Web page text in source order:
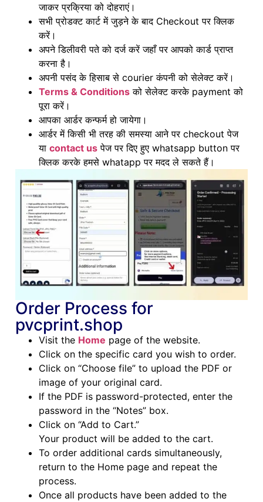
जाकर प्रक्रिया को दोहराएं।
सभी प्रोडक्ट कार्ट में जुड़ने के बाद Checkout पर क्लिक
करें।
अपने डिलीवरी पते को दर्ज करें जहाँ पर आपको कार्ड प्राप्त
करना है।
अपनी पसंद के हिसाब से courier कंपनी को सेलेक्ट करें।
Terms & Conditions को सेलेक्ट करके payment को
पूरा करें।
आपका आर्डर कन्फर्म हो जायेगा।
आर्डर में किसी भी तरह की समस्या आने पर checkout पेज
या contact us पेज पर दिए हुए whatsapp button पर
क्लिक करके हमसे whatapp पर मदद ले सकते हैं।
Order Process for
pvcprint.shop
Visit the Home page of the website.
Click on the specific card you wish to order.
Click on “Choose file” to upload the PDF or
image of your original card.
If the PDF is password-protected, enter the
password in the “Notes” box.
Click on “Add to Cart.”
Your product will be added to the cart.
To order additional cards simultaneously,
return to the Home page and repeat the
process.
Once all products have been added to the